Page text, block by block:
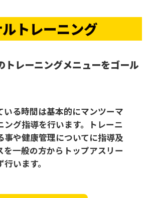
トレーニング
トレーニングメニューをゴール
いる時間は基本的にマンツーマ
ング指導を行います。トレーニ
事や健康管理についてに指導及
を一般の方からトップアスリー
います。